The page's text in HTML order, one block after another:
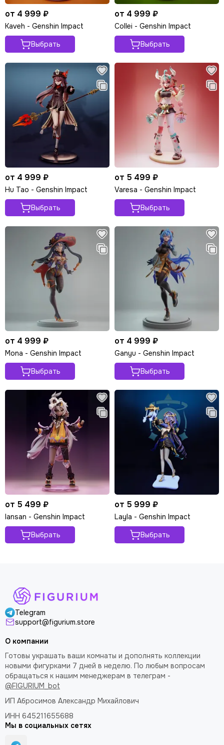
от 4 999 ₽
Kaveh - Genshin Impact
Выбрать
от 4 999 ₽
Collei - Genshin Impact
Выбрать
от 4 999 ₽
Hu Tao - Genshin Impact
Выбрать
от 5 499 ₽
Varesa - Genshin Impact
Выбрать
от 4 999 ₽
Mona - Genshin Impact
Выбрать
от 4 999 ₽
Ganyu - Genshin Impact
Выбрать
от 5 499 ₽
Iansan - Genshin Impact
Выбрать
от 5 999 ₽
Layla - Genshin Impact
Выбрать
Telegram
support@figurium.store
О компании
Готовы украшать ваши комнаты и дополнять коллекции
новыми фигурками 7 дней в неделю. По любым вопросам
обращаться к нашим менеджерам в телеграм -
@FIGURIUM_bot
ИП Абросимов Александр Михайлович
ИНН 645211655688
Мы в социальных сетях